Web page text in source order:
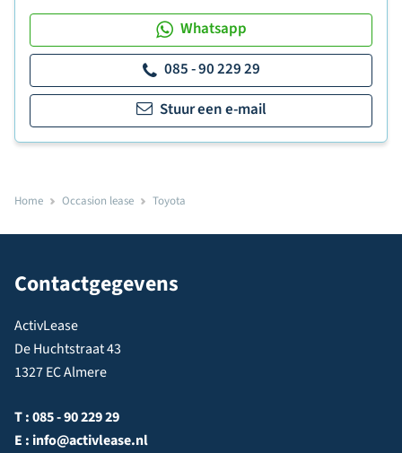
Whatsapp
085 - 90 229 29
Stuur een e-mail
Home Occasion lease Toyota
Contactgegevens
ActivLease
De Huchtstraat 43
1327 EC Almere
T :085 - 90 229 29
E : info@activlease.nl